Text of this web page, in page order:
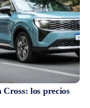
los precios